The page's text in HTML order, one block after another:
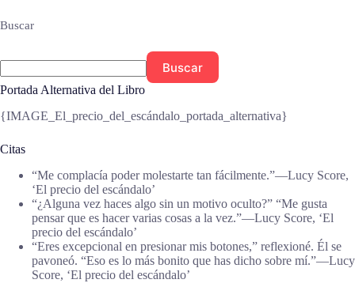
Buscar
Buscar
Portada Alternativa del Libro
{IMAGE_El_precio_del_escándalo_portada_alternativa}
Citas
“Me complacía poder molestarte tan fácilmente.”―Lucy Score,
‘El precio del escándalo’
“¿Alguna vez haces algo sin un motivo oculto?” “Me gusta
pensar que es hacer varias cosas a la vez.”―Lucy Score, ‘El
precio del escándalo’
“Eres excepcional en presionar mis botones,” reflexioné. Él se
pavoneó. “Eso es lo más bonito que has dicho sobre mí.”―Lucy
Score, ‘El precio del escándalo’